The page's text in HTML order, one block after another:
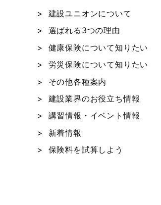
建設ユニオンについて
選ばれる3つの理由
健康保険について知りたい
労災保険について知りたい
その他各種案内
建設業界のお役立ち情報
講習情報・イベント情報
新着情報
保険料を試算しよう